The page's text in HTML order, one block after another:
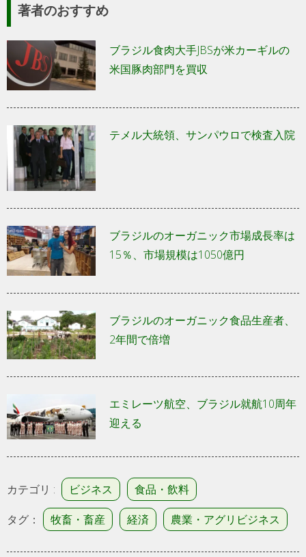
著者のおすすめ
ブラジル食肉大手JBSが米カーギルの
米国豚肉部門を買収
テメル大統領、サンパウロで検査入院
ブラジルのオーガニック市場成長率は
15％、市場規模は1050億円
ブラジルのオーガニック食品生産者、
2年間で倍増
エミレーツ航空、ブラジル就航10周年
迎える
カテゴリ : ビジネス
食品・飲料
タグ：
牧畜・畜産 経済 農業・アグリビジネス